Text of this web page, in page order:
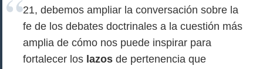
21, debemos ampliar la conversación sobre la
fe de los debates doctrinales a la cuestión más
amplia de cómo nos puede inspirar para
fortalecer los lazos de pertenencia que